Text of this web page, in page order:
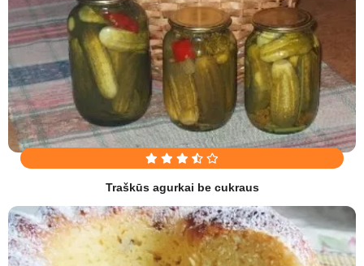
Traškūs agurkai be cukraus